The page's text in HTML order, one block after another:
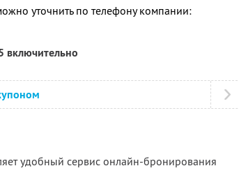
уточнить по телефону компании:
включительно
удобный сервис онлайн-бронирования